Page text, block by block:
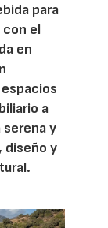
para
el
en
a
serena y
diseño y